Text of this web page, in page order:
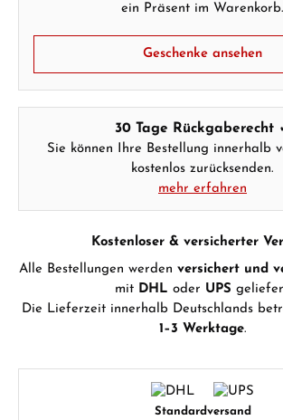
ein Präsent im Warenkorb.
Geschenke ansehen
30 Tage Rückgaberecht
Sie können Ihre Bestellung innerhalb
kostenlos zurücksenden.
mehr erfahren
Kostenloser & versicherter
Alle Bestellungen werden versichert und
mit DHL oder UPS
Die Lieferzeit innerhalb Deutschlands
1–3 Werktage.
Standardversand